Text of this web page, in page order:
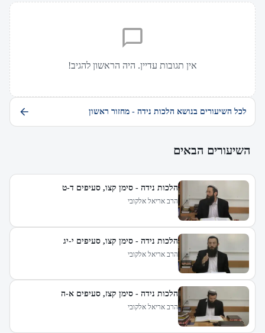
אין תגובות עדיין. היה הראשון להגיב!
לכל השיעורים בנושא הלכות נידה - מחזור ראשון
השיעורים הבאים
הלכות נידה - סימן קצו, סעיפים ד-ט
הרב אריאל אלקובי
הלכות נידה - סימן קצו, סעיפים י-יג
הרב אריאל אלקובי
הלכות נידה - סימן קצז, סעיפים א-ה
הרב אריאל אלקובי